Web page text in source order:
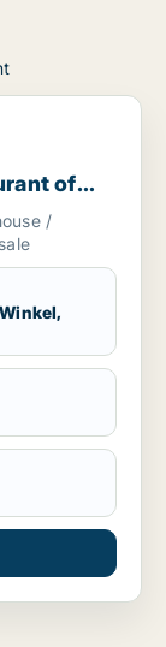
winkel,
of
The
/